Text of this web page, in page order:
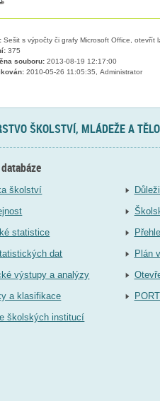
Sešit s výpočty či grafy Microsoft Office, otevřít
375
souboru: 2013-08-19 12:17:00
2010-05-26 11:05:35, Administrator
ŠKOLSTVÍ, MLÁDEŽE A
školství
statistice
dat
výstupy a analýzy
a klasifikace
školských institucí
Plán